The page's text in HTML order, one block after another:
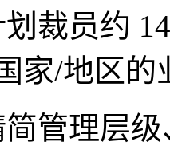
裁员约
家/地区的
管理层